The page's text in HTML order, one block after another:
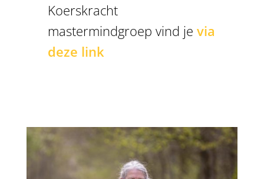
Koerskracht
mastermindgroep vind je via
deze link